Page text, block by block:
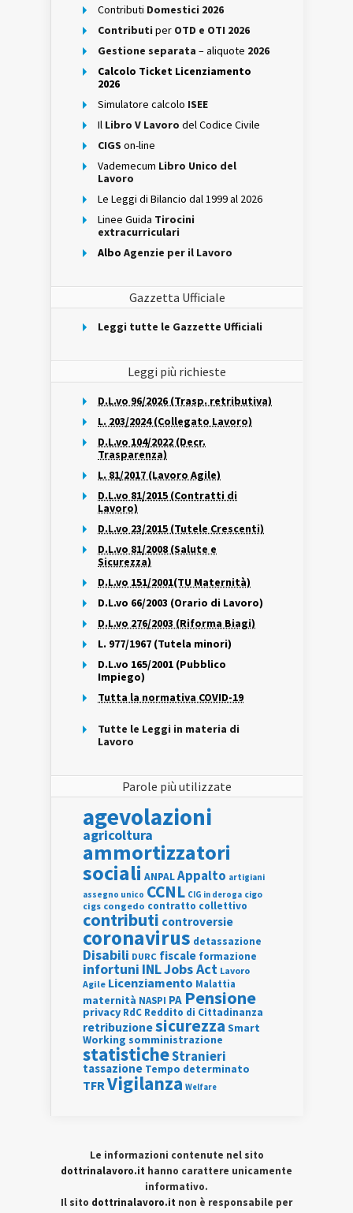
Contributi Domestici 2026
Contributi per OTD e OTI 2026
Gestione separata – aliquote 2026
Calcolo Ticket Licenziamento
2026
Simulatore calcolo ISEE
Il Libro V Lavoro del Codice Civile
CIGS on-line
Vademecum Libro Unico del
Lavoro
Le Leggi di Bilancio dal 1999 al 2026
Linee Guida Tirocini
extracurriculari
Albo Agenzie per il Lavoro
Gazzetta Ufficiale
Leggi tutte le Gazzette Ufficiali
Leggi più richieste
D.L.vo 96/2026 (Trasp. retributiva)
L. 203/2024 (Collegato Lavoro)
D.L.vo 104/2022 (Decr.
Trasparenza)
L. 81/2017 (Lavoro Agile)
D.L.vo 81/2015 (Contratti di
Lavoro)
D.L.vo 23/2015 (Tutele Crescenti)
D.L.vo 81/2008 (Salute e
Sicurezza)
D.L.vo 151/2001(TU Maternità)
D.L.vo 66/2003 (Orario di Lavoro)
D.L.vo 276/2003 (Riforma Biagi)
L. 977/1967 (Tutela minori)
D.L.vo 165/2001 (Pubblico
Impiego)
Tutta la normativa COVID-19
Tutte le Leggi in materia di
Lavoro
Parole più utilizzate
agevolazioni
agricoltura
ammortizzatori
sociali ANPALAppalto artigiani
assegno unico CCNL CIG in deroga cigo
cigs congedo contratto collettivo
contributi controversie
coronavirus detassazione
Disabili DURC fiscale formazione
infortuni INLJobs Act Lavoro
Agile Licenziamento Malattia
maternità NASPI PA Pensione
privacy RdC Reddito di Cittadinanza
retribuzionesicurezza Smart
Working somministrazione
statisticheStranieri
tassazione Tempo determinato
TFRVigilanza Welfare
Le informazioni contenute nel sito
dottrinalavoro.it hanno carattere unicamente
informativo.
Il sito dottrinalavoro.it non è responsabile per